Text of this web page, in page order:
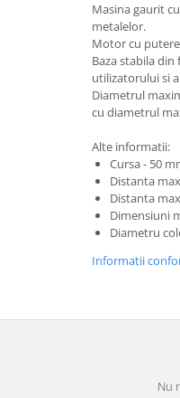
Masina gaurit
metalelor.
Motor cu
Baza stabila
utilizatorului si
Diametrul
cu diametrul
Alte informatii:
Cursa - 50
Distanta
Distanta
Dimensiuni
Diametru
Informatii
Nu